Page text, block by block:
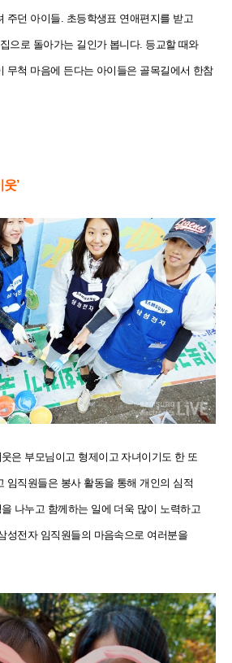
주던 아이들. 초등학생표 연애편지를 받고
으로 돌아가는 길인가 봅니다. 등교할 때와
무척 마음에 든다는 아이들은 골목길에서 한참
’
은 부모님이고 형제이고 자녀이기도 한 또
임직원들은 봉사 활동을 통해 개인의 심적
나누고 함께하는 일에 더욱 많이 노력하고
성전자 임직원들의 마음속으로 여러분을